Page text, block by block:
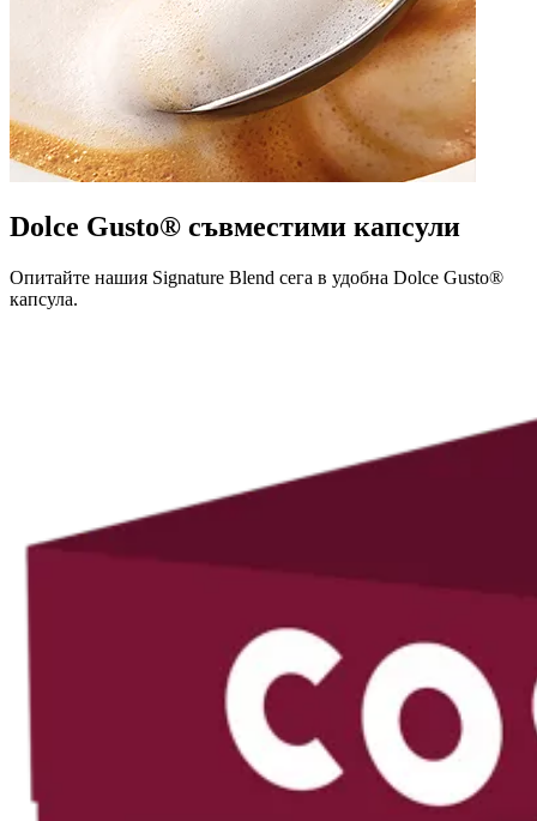
Dolce Gusto® съвместими капсули
Опитайте нашия Signature Blend сега в удобна Dolce Gusto®
капсула.